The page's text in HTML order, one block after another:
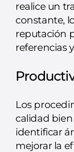
realice un
constante,
reputación
referencias
Los
calidad
identificar
mejorar la